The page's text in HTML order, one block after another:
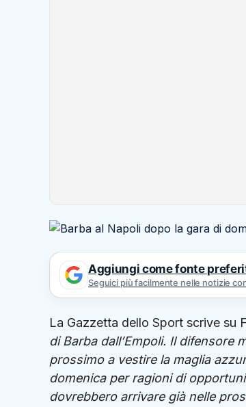
Aggiungi come fonte
Seguici più facilmente nelle notizie
La Gazzetta dello Sport scrive su
di Barba dall’Empoli. Il difensore
prossimo a vestire la maglia
domenica per ragioni di
dovrebbero arrivare già nelle